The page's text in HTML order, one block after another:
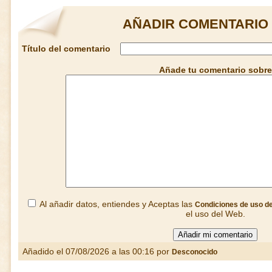
AÑADIR
Título del comentario
Añade tu comentario sobre
Al añadir datos, entiendes y Aceptas las Condiciones de uso
el uso del Web.
Añadido el 07/08/2026 a las 00:16 por Desconocido